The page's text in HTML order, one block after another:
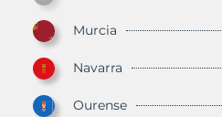
Murcia
Navarra
Ourense